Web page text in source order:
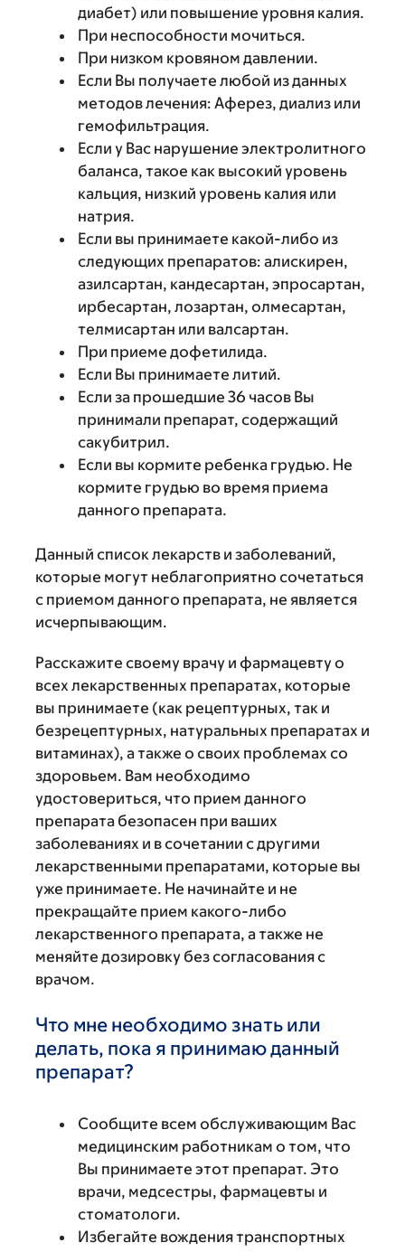
диабет) или повышение уровня калия.
При неспособности мочиться.
При низком кровяном давлении.
Если Вы получаете любой из данных
методов лечения: Аферез, диализ или
гемофильтрация.
Если у Вас нарушение электролитного
баланса, такое как высокий уровень
кальция, низкий уровень калия или
натрия.
Если вы принимаете какой-либо из
следующих препаратов: алискирен,
азилсартан, кандесартан, эпросартан,
ирбесартан, лозартан, олмесартан,
телмисартан или валсартан.
При приеме дофетилида.
Если Вы принимаете литий.
Если за прошедшие 36 часов Вы
принимали препарат, содержащий
сакубитрил.
Если вы кормите ребенка грудью. Не
кормите грудью во время приема
данного препарата.
Данный список лекарств и заболеваний,
которые могут неблагоприятно сочетаться
с приемом данного препарата, не является
исчерпывающим.
Расскажите своему врачу и фармацевту о
всех лекарственных препаратах, которые
вы принимаете (как рецептурных, так и
безрецептурных, натуральных препаратах и
витаминах), а также о своих проблемах со
здоровьем. Вам необходимо
удостовериться, что прием данного
препарата безопасен при ваших
заболеваниях и в сочетании с другими
лекарственными препаратами, которые вы
уже принимаете. Не начинайте и не
прекращайте прием какого-либо
лекарственного препарата, а также не
меняйте дозировку без согласования с
врачом.
Что мне необходимо знать или
делать, пока я принимаю данный
препарат?
Сообщите всем обслуживающим Вас
медицинским работникам о том, что
Вы принимаете этот препарат. Это
врачи, медсестры, фармацевты и
стоматологи.
Избегайте вождения транспортных